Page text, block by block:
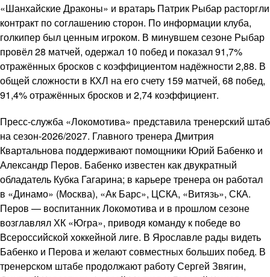
«Шанхайские Драконы» и вратарь Патрик Рыбар расторгли
контракт по соглашению сторон. По информации клуба,
голкипер был ценным игроком. В минувшем сезоне Рыбар
провёл 28 матчей, одержал 10 побед и показал 91,7%
отражённых бросков с коэффициентом надёжности 2,88. В
общей сложности в КХЛ на его счету 159 матчей, 68 побед,
91,4% отражённых бросков и 2,74 коэффициент.
Пресс-служба «Локомотива» представила тренерский штаб
на сезон-2026/2027. Главного тренера Дмитрия
Квартальнова поддерживают помощники Юрий Бабенко и
Александр Перов. Бабенко известен как двукратный
обладатель Кубка Гагарина; в карьере тренера он работал
в «Динамо» (Москва), «Ак Барс», ЦСКА, «Витязь», СКА.
Перов — воспитанник Локомотива и в прошлом сезоне
возглавлял ХК «Югра», приводя команду к победе во
Всероссийской хоккейной лиге. В Ярославле рады видеть
Бабенко и Перова и желают совместных больших побед. В
тренерском штабе продолжают работу Сергей Звягин,